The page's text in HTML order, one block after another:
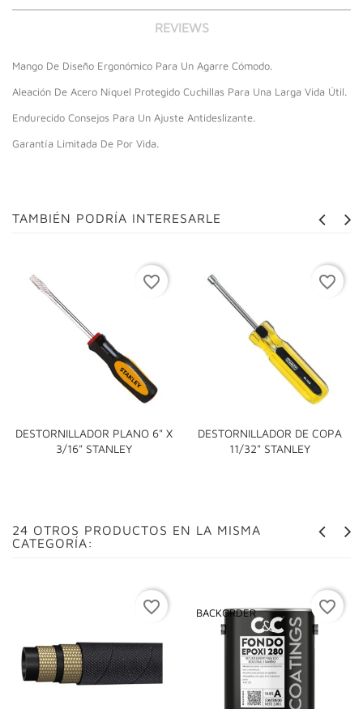
REVIEWS
Mango De Diseño Ergonómico Para Un Agarre Cómodo.
Aleación De Acero Níquel Protegido Cuchillas Para Una Larga Vida Útil.
Endurecido Consejos Para Un Ajuste Antideslizante.
Garantía Limitada De Por Vida.
TAMBIÉN PODRÍA INTERESARLE
DESTORNILLADOR PLANO 6" X
3/16" STANLEY
favorite_border
DESTORNILLADOR DE COPA
11/32" STANLEY
favorite_border
24 OTROS PRODUCTOS EN LA MISMA
CATEGORÍA:
favorite_border BACKORDER favorite_border